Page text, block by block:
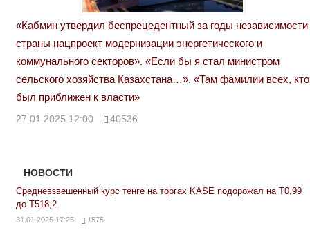
«Кабмин утвердил беспрецедентный за годы независимости
страны нацпроект модернизации энергетического и
коммунального секторов». «Если бы я стал министром
сельского хозяйства Казахстана…». «Там фамилии всех, кто
был приближен к власти»
27.01.2025 12:00 40536
НОВОСТИ
Средневзвешенный курс тенге на торгах KASE подорожал на Т0,99
до Т518,2
31.01.2025 17:25 1575